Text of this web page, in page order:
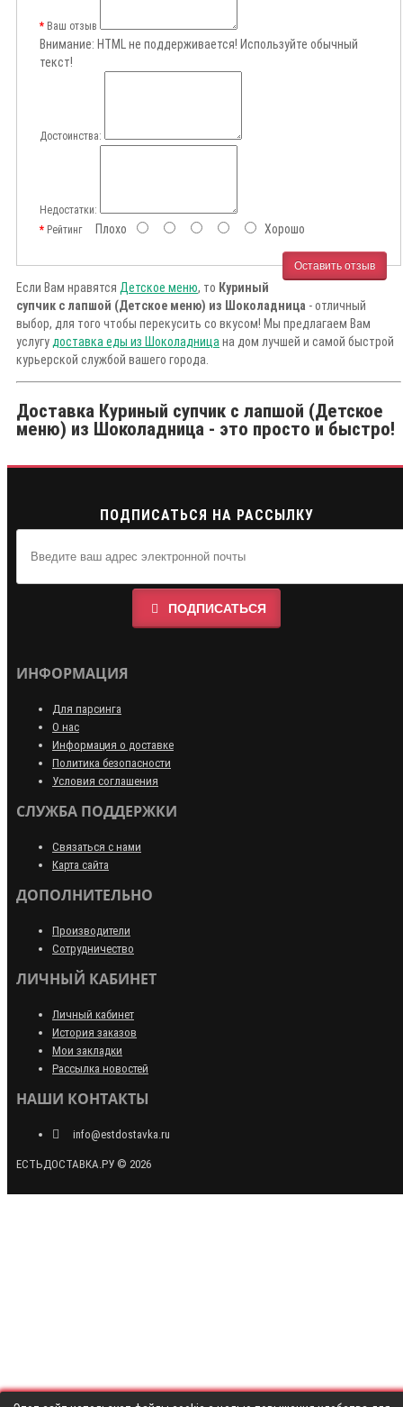
Ваш отзыв
Внимание: HTML не поддерживается! Используйте обычный
текст!
Достоинства:
Недостатки:
РейтингПлохо Хорошо
Оставить отзыв
Если Вам нравятся Детское меню, то Куриный
супчик с лапшой (Детское меню) из Шоколадница - отличный
выбор, для того чтобы перекусить со вкусом! Мы предлагаем Вам
услугу доставка еды из Шоколадница на дом лучшей и самой быстрой
курьерской службой вашего города.
Доставка Куриный супчик с лапшой (Детское
меню) из Шоколадница - это просто и быстро!
ПОДПИСАТЬСЯ НА РАССЫЛКУ
ПОДПИСАТЬСЯ
ИНФОРМАЦИЯ
Для парсинга
О нас
Информация о доставке
Политика безопасности
Условия соглашения
СЛУЖБА ПОДДЕРЖКИ
Связаться с нами
Карта сайта
ДОПОЛНИТЕЛЬНО
Производители
Сотрудничество
ЛИЧНЫЙ КАБИНЕТ
Личный кабинет
История заказов
Мои закладки
Рассылка новостей
НАШИ КОНТАКТЫ
info@estdostavka.ru
ЕСТЬДОСТАВКА.РУ © 2026